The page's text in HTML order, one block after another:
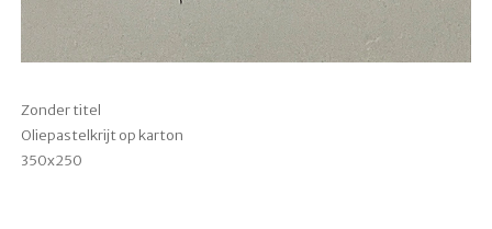
Zonder titel
Oliepastelkrijt op karton
350x250